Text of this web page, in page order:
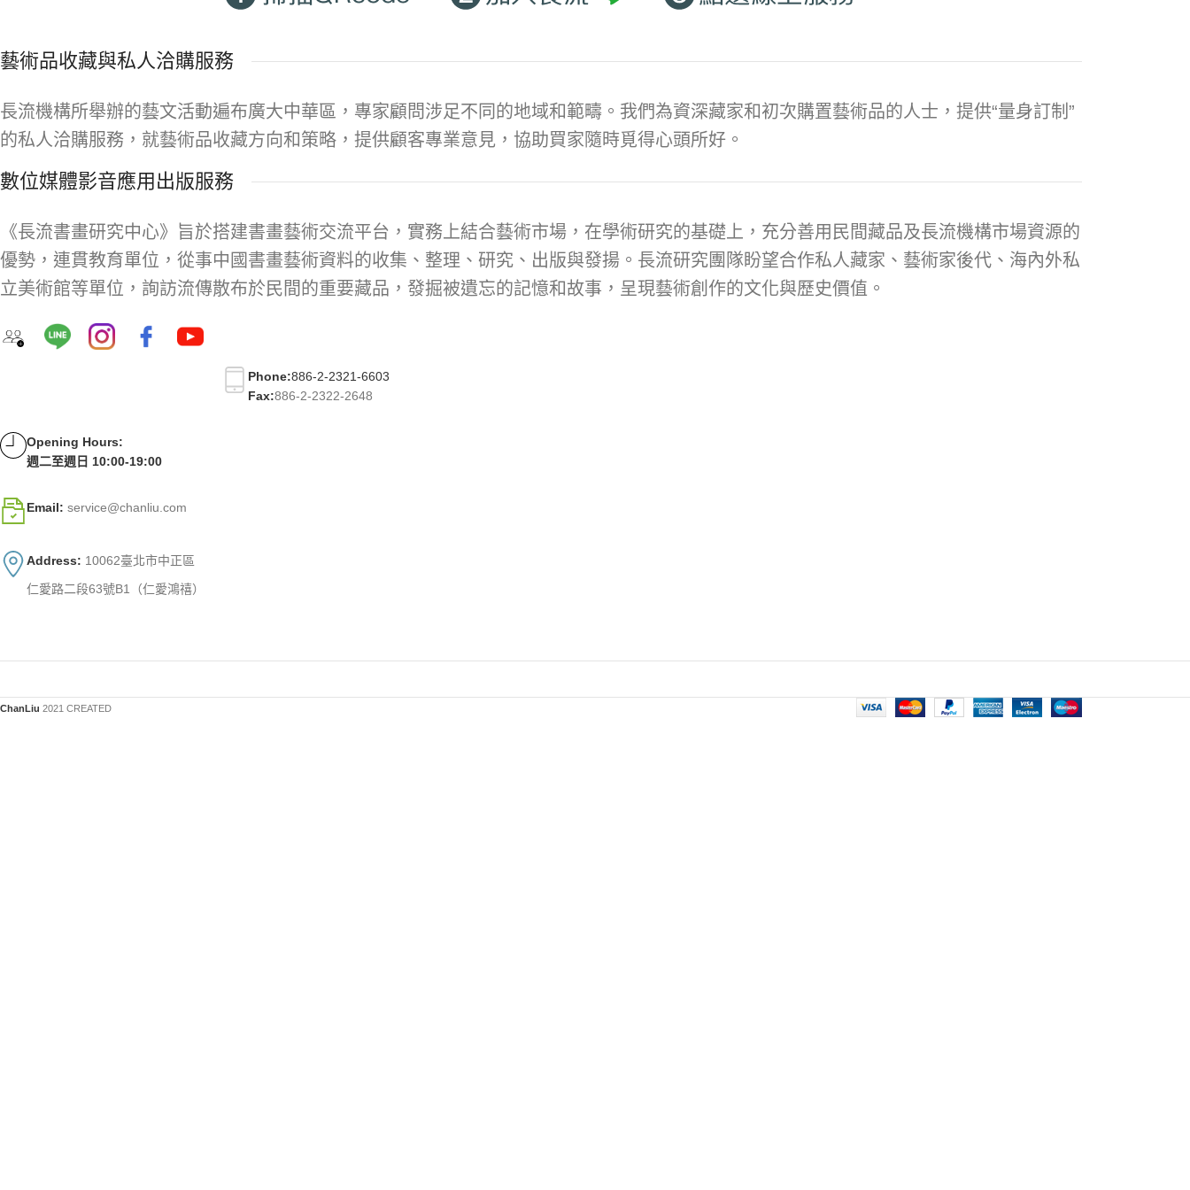
藝術品收藏與私人洽購服務
長流機構所舉辦的藝文活動遍布廣大中華區，專家顧問涉足不同的地域和範疇。我們為資深藏家和初次購置藝術品的人士，提供“量身訂制”
的私人洽購服務，就藝術品收藏方向和策略，提供顧客專業意見，協助買家隨時覓得心頭所好。
數位媒體影音應用出版服務
《長流書畫研究中心》旨於搭建書畫藝術交流平台，實務上結合藝術市場，在學術研究的基礎上，充分善用民間藏品及長流機構市場資源的
優勢，連貫教育單位，從事中國書畫藝術資料的收集、整理、研究、出版與發揚。長流研究團隊盼望合作私人藏家、藝術家後代、海內外私
立美術館等單位，詢訪流傳散布於民間的重要藏品，發掘被遺忘的記憶和故事，呈現藝術創作的文化與歷史價值。
Phone:886-2-2321-6603
Fax:886-2-2322-2648
Opening Hours:
週二至週日 10:00-19:00
Email: service@chanliu.com
Address: 10062臺北市中正區
仁愛路二段63號B1（仁愛鴻禧）
ChanLiu 2021 CREATED